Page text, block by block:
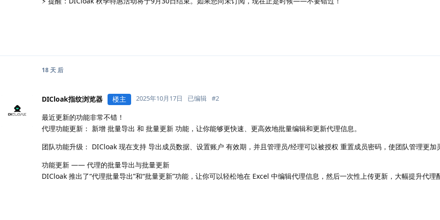
18 天 后
DICloak指纹浏览器 楼主 2025年10月17日 已编辑 #2
最近更新的功能非常不错！
代理功能更新： 新增 批量导出 和 批量更新 功能，让你能够更快速、更高效地批量编辑和更新代理信息。
团队功能升级： DICloak 现在支持 导出成员数据、设置账户 有效期，并且管理员/经理可以被授权 重置成员密码，使团队管理更加
功能更新 —— 代理的批量导出与批量更新
DICloak 推出了“代理批量导出”和“批量更新”功能，让你可以轻松地在 Excel 中编辑代理信息，然后一次性上传更新，大幅提升代理